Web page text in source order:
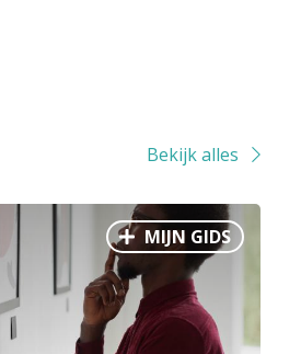
Bekijk alles
MIJN GIDS